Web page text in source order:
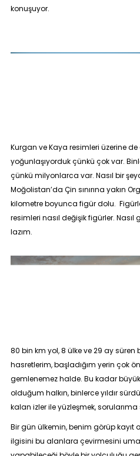
konuşuyor.
Kurgan ve Kaya resimleri üzerine
yoğunlaşıyorduk çünkü çok var.
çünkü milyonlarca var. Nasıl bir
Moğolistan’da Çin sınırına yakın
kilometre boyunca figür dolu.
resimleri nasıl değişik figürler.
lazım.
80 bin km yol, 8 ülke ve 29 ay
hasretlerim, başladığım yerin çok
gemlenemez halde. Bu kadar
olduğum halkın, binlerce yıldır
kalan izler ile yüzleşmek,
Bir gün ülkemin, benim görüp kayıt
ilgisini bu alanlara çevirmesini